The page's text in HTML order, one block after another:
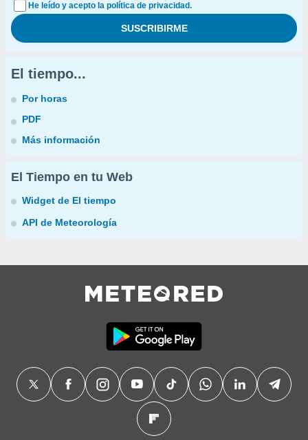
He leído y acepto la política de privacidad.
El tiempo...
Por horas
PDF
Más información
El Tiempo en tu Web
Widget de El tiempo
API de Meteorología